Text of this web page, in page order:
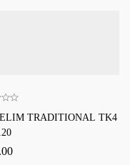
TRADITIONAL TK4